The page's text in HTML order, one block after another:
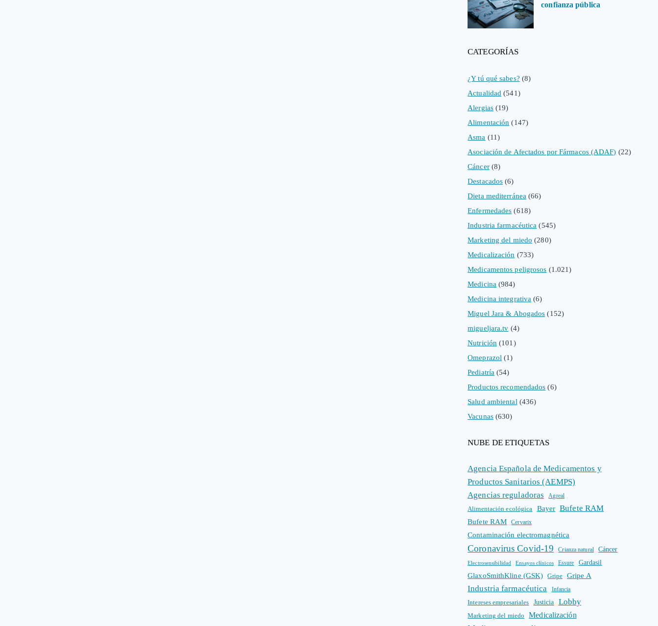
confianza pública
CATEGORÍAS
¿Y tú qué sabes? (8)
Actualidad (541)
Alergias(19)
Alimentación (147)
Asma (11)
Asociación de Afectados por Fármacos (ADAF) (22)
Cáncer(8)
Destacados (6)
Dieta mediterránea (66)
Enfermedades (618)
Industria farmacéutica (545)
Marketing del miedo (280)
Medicalización (733)
Medicamentos peligrosos (1.021)
Medicina (984)
Medicina integrativa (6)
Miguel Jara & Abogados (152)
migueljara.tv (4)
Nutrición (101)
Omeprazol (1)
Pediatría (54)
Productos recomendados (6)
Salud ambiental (436)
Vacunas(630)
NUBE DE ETIQUETAS
Agencia Española de Medicamentos y
Productos Sanitarios (AEMPS)
Agencias reguladoras
Agreal
Alimentación ecológica Bayer Bufete RAM
Bufete RAM Cervarix
Contaminación electromagnética
Coronavirus Covid-19 Crianza natural Cáncer
Electrosensibilidad Ensayos clínicos Essure Gardasil
GlaxoSmithKline (GSK) Gripe Gripe A
Industria farmacéutica Infancia
Intereses empresariales Justicia Lobby
Marketing del miedo Medicalización